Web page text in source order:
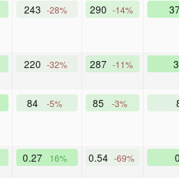
243 -28% 290 -14%
220 -32% 287 -11%
84 -5% 85 -3%
0.27 16% 0.54 -69%